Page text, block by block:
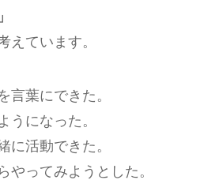
えています。
言葉にできた。
うになった。
に活動できた。
やってみようとした。